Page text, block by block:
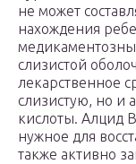
не может
нахождения
слизистой
лекарственное
слизистую, но и
кислоты. Алцид
нужное для
также активно